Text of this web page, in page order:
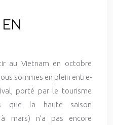
au Vietnam en octobre
sommes en plein entre-
porté par le tourisme
que la haute saison
mars) n’a pas encore